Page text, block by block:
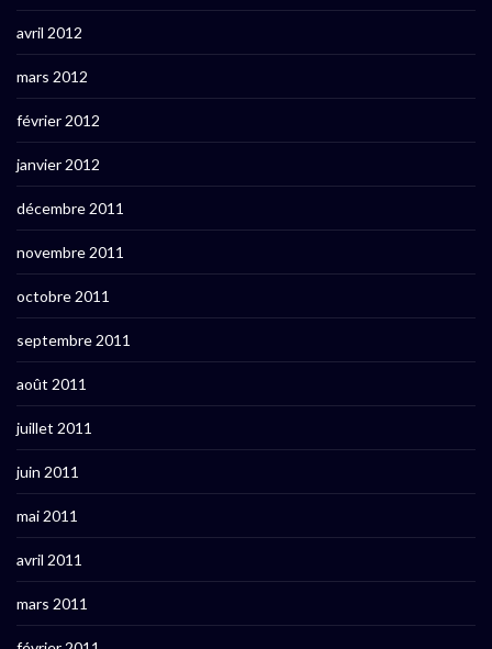
avril 2012
mars 2012
février 2012
janvier 2012
décembre 2011
novembre 2011
octobre 2011
septembre 2011
août 2011
juillet 2011
juin 2011
mai 2011
avril 2011
mars 2011